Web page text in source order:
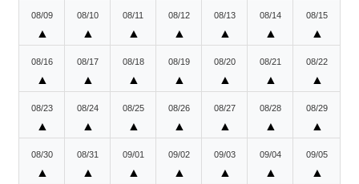
08/09
▲
08/10
▲
08/11
▲
08/12
▲
08/13
▲
08/14
▲
08/15
▲
08/16
▲
08/17
▲
08/18
▲
08/19
▲
08/20
▲
08/21
▲
08/22
▲
08/23
▲
08/24
▲
08/25
▲
08/26
▲
08/27
▲
08/28
▲
08/29
▲
08/30
▲
08/31
▲
09/01
▲
09/02
▲
09/03
▲
09/04
▲
09/05
▲